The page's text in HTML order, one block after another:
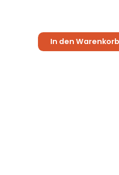
In den Warenkorb